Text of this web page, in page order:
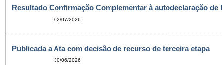
Resultado Confirmação Complementar à autodeclaração de
02/07/2026
Publicada a Ata com decisão de recurso de terceira etapa
30/06/2026